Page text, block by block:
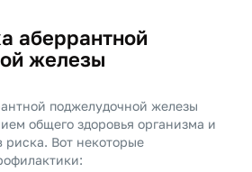
аберрантной
железы
поджелудочной железы
общего здоровья организма и
Вот некоторые